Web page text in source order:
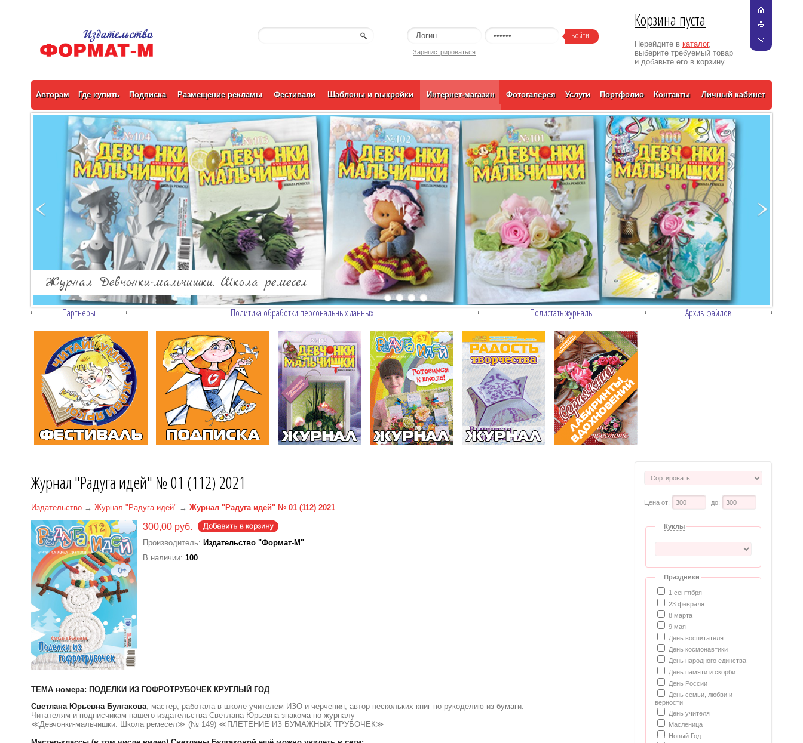
Зарегистрироваться
Корзина пуста
Перейдите в каталог,
выберите требуемый товар
и добавьте его в корзину.
Авторам Где купить Подписка Размещение рекламы Фестивали Шаблоны и выкройки Интернет-магазин Фотогалерея Услуги Портфолио Контакты Личный кабинет
Журнал Девчонки-мальчишки. Школа ремесел
Партнеры Политика обработки персональных данных Полистать журналы Архив файлов
Журнал "Радуга идей" № 01 (112) 2021
Издательство → Журнал "Радуга идей" → Журнал "Радуга идей" № 01 (112) 2021
300,00 руб.
Производитель: Издательство "Формат-М"
В наличии: 100
ТЕМА номера: ПОДЕЛКИ ИЗ ГОФРОТРУБОЧЕК КРУГЛЫЙ ГОД
Светлана Юрьевна Булгакова, мастер, работала в школе учителем ИЗО и черчения, автор нескольких книг по рукоделию из бумаги.
Читателям и подписчикам нашего издательства Светлана Юрьевна знакома по журналу
≪Девчонки-мальчишки. Школа ремесел≫ (№ 149) ≪ПЛЕТЕНИЕ ИЗ БУМАЖНЫХ ТРУБОЧЕК≫
Цена от: до:
Куклы
Праздники
1 сентября
23 февраля
8 марта
9 мая
День воспитателя
День космонавтики
День народного единства
День памяти и скорби
День России
День семьи, любви и
верности
День учителя
Масленица
Новый Год